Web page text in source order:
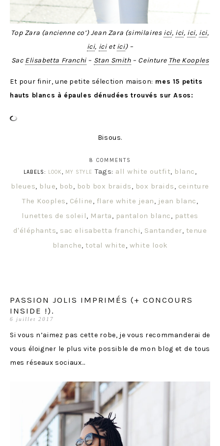
Top Zara (ancienne co’) Jean Zara (similaires ici, ici, ici, ici,
ici, icietici) –
Sac Elisabetta Franchi– Stan Smith– Ceinture The Kooples
Et pour finir, une petite sélection maison: mes 15 petits
hauts blancs à épaules dénudées trouvés sur Asos:
Bisous.
8 COMMENTS
LABELS:
LOOK, MY STYLE Tags: all white outfit, blanc,
bleues, blue, bob, bob box braids, box braids, ceinture
The Kooples, Céline, flare white jean, jean blanc,
lunettes de soleil, Marta, pantalon blanc, pattes
d'éléphants, sac elisabetta franchi, Santander, tenue
blanche, total white, white look
PASSION JOLIS IMPRIMÉS (+ CONCOURS
INSIDE !).
6 juillet 2017
Si vous n’aimez pas cette robe, je vous recommanderai de
vous éloigner le plus vite possible de mon blog et de tous
mes réseaux sociaux…